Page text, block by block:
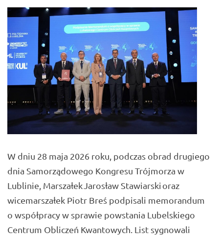
W dniu 28 maja 2026 roku, podczas obrad drugiego
dnia Samorządowego Kongresu Trójmorza w
Lublinie, Marszałek Jarosław Stawiarski oraz
wicemarszałek Piotr Breś podpisali memorandum
o współpracy w sprawie powstania Lubelskiego
Centrum Obliczeń Kwantowych. List sygnowali